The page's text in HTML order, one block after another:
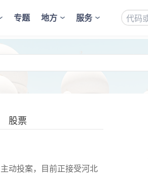
专题 地方 服务
股票
动投案，目前正接受河北